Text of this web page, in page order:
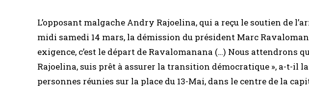
L’opposant malgache Andry Rajoelina, qui a reçu le soutien de
midi samedi 14 mars, la démission du président Marc
exigence, c’est le départ de Ravalomanana (…) Nous attendrons
Rajoelina, suis prêt à assurer la transition démocratique », a-t-il
personnes réunies sur la place du 13-Mai, dans le centre de la